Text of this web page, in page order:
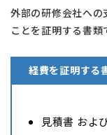
外部の研修会社への
ことを証明する書類
経費を証明する
見積書 およ